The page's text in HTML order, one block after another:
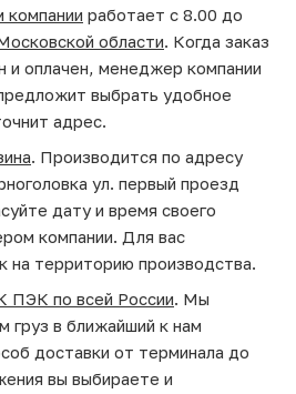
компании работает с 8.00 до
области. Когда заказ
и оплачен, менеджер компании
выбрать удобное
адрес.
. Производится по адресу
ул. первый проезд
дату и время своего
компании. Для вас
на территорию производства.
ПЭК по всей России. Мы
груз в ближайший к нам
доставки от терминала до
вы выбираете и